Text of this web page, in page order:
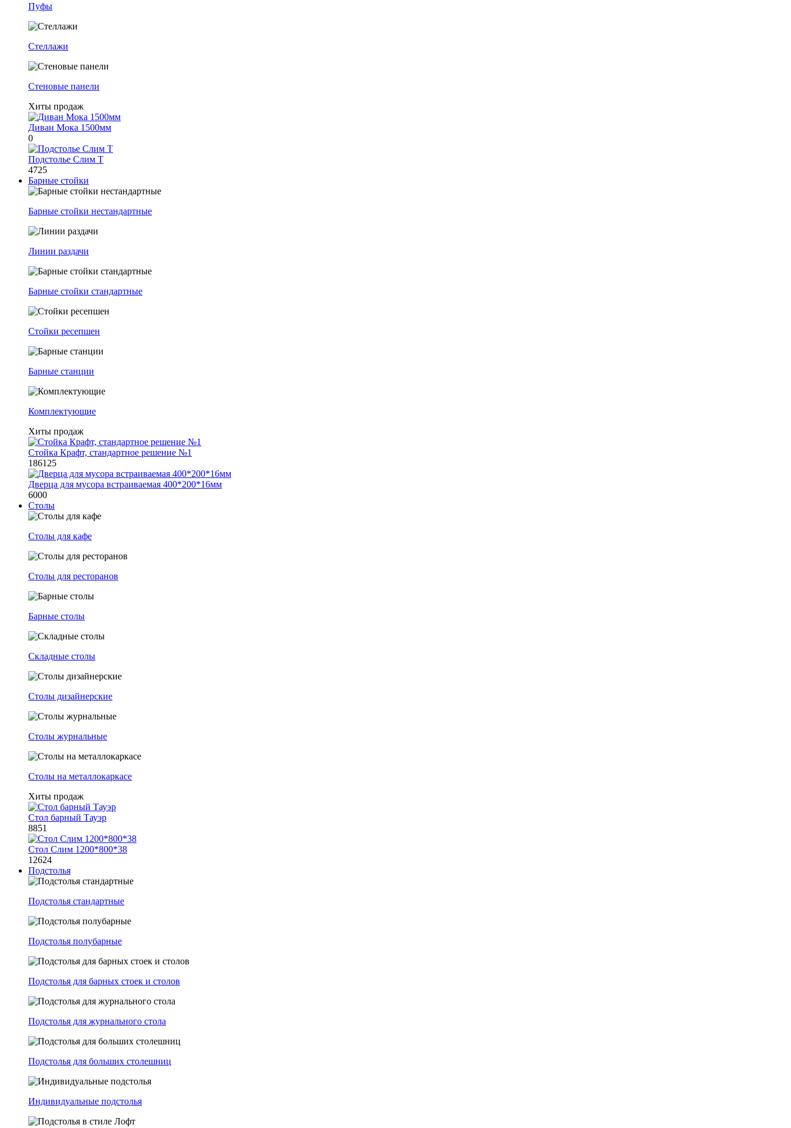
Пуфы
Стеллажи
Стеновые панели
Хиты продаж
Диван Мока 1500мм
0
Подстолье Слим Т
4725
Барные стойки
Барные стойки нестандартные
Линии раздачи
Барные стойки стандартные
Стойки ресепшен
Барные станции
Комплектующие
Хиты продаж
Стойка Крафт, стандартное решение №1
186125
Дверца для мусора встраиваемая 400*200*16мм
6000
Столы
Столы для кафе
Столы для ресторанов
Барные столы
Складные столы
Столы дизайнерские
Столы журнальные
Столы на металлокаркасе
Хиты продаж
Стол барный Тауэр
8851
Стол Слим 1200*800*38
12624
Подстолья
Подстолья стандартные
Подстолья полубарные
Подстолья для барных стоек и столов
Подстолья для журнального стола
Подстолья для больших столешниц
Индивидуальные подстолья